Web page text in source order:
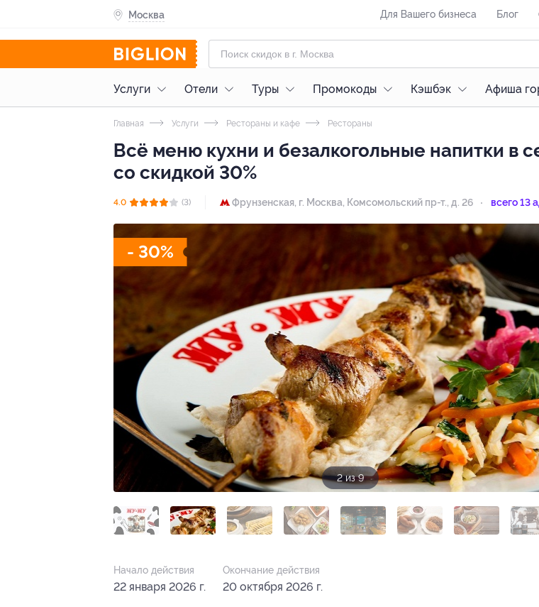
Москва Для Вашего бизнеса Блог
Услуги Отели Туры Промокоды Кэшбэк Афиша
Главная Услуги Рестораны и кафе Рестораны
Всё меню кухни и безалкогольные напитки в
со скидкой 30%
4.0 (3) Фрунзенская, г. Москва, Комсомольский пр-т., д. 26 всего 13
- 30%
3 из 9
Начало действия
22 января 2026 г.
Окончание действия
20 октября 2026 г.